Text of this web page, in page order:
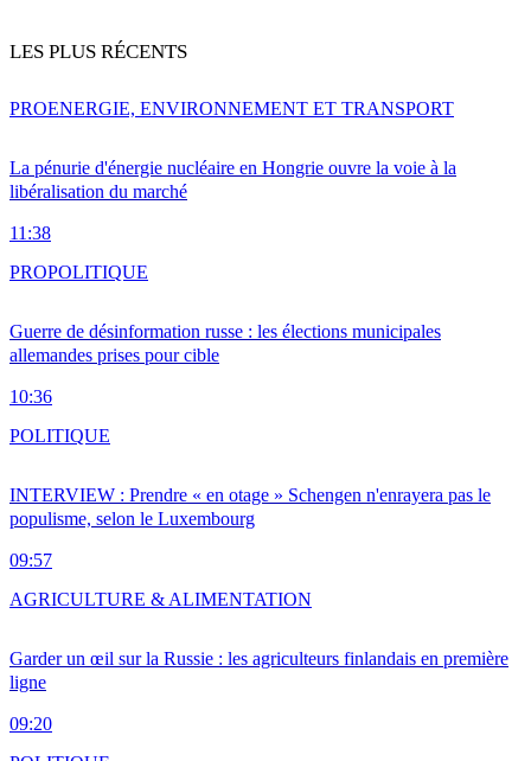
LES PLUS RÉCENTS
La pénurie d'énergie nucléaire en Hongrie ouvre la voie à la
libéralisation du marché
11:38
PROENERGIE, ENVIRONNEMENT ET TRANSPORT
Guerre de désinformation russe : les élections municipales
allemandes prises pour cible
10:36
PROPOLITIQUE
INTERVIEW : Prendre « en otage » Schengen n'enrayera pas le
populisme, selon le Luxembourg
09:57
POLITIQUE
Garder un œil sur la Russie : les agriculteurs finlandais en première
ligne
09:20
AGRICULTURE & ALIMENTATION